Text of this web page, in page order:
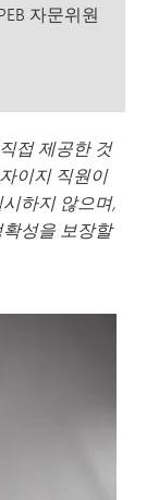
자문위원
접 제공한 것
이지 직원이
하지 않으며,
성을 보장할